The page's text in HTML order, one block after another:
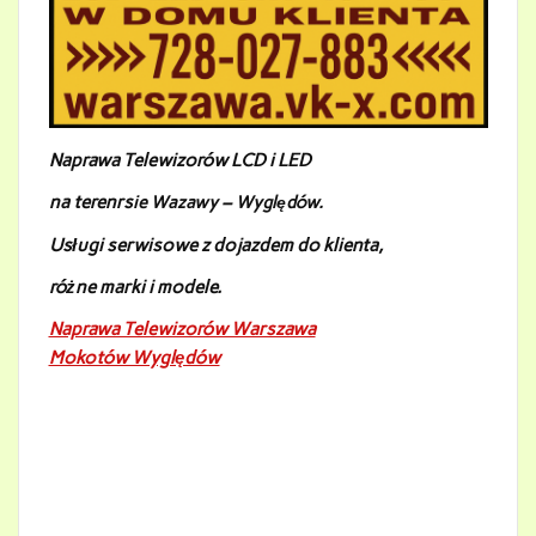
Naprawa Telewizorów LCD i LED
na terenrsie Wazawy – Wyględów.
Usługi serwisowe z dojazdem do klienta,
różne marki i modele.
Naprawa Telewizorów Warszawa
Mokotów Wyględów